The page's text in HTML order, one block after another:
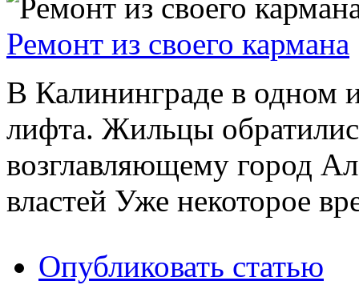
Ремонт из своего кармана
В Калининграде в одном
лифта. Жильцы
возглавляющему город
властей Уже некоторое
Опубликовать статью